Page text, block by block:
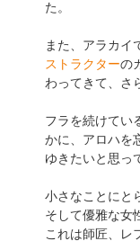
た。
また、アラカイ
ストラクターの
わってきて、さ
フラを続けてい
かに、アロハを
ゆきたいと思っ
小さなことにと
そして優雅な女
これは師匠、レ